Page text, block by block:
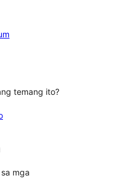
temang ito?
mga